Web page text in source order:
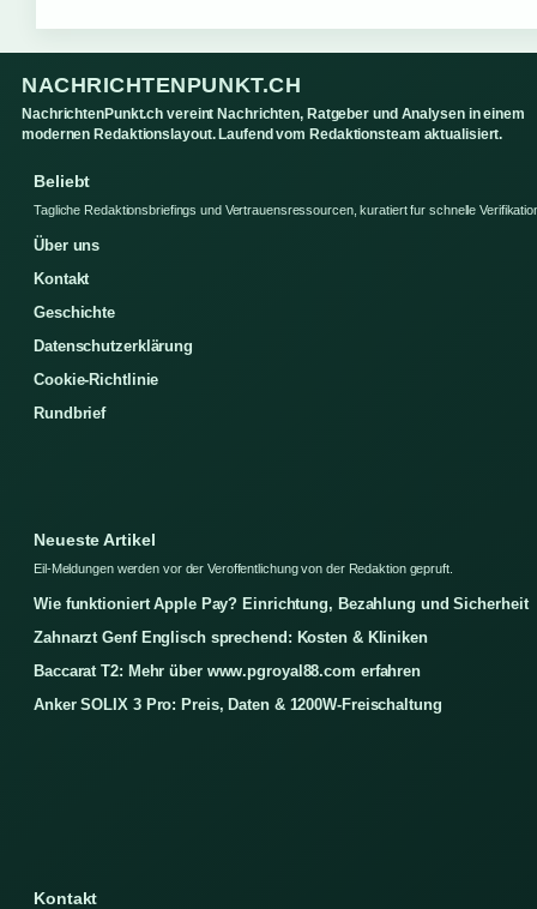
NACHRICHTENPUNKT.CH
NachrichtenPunkt.ch vereint Nachrichten, Ratgeber und Analysen in einem
modernen Redaktionslayout. Laufend vom Redaktionsteam aktualisiert.
Beliebt
Tagliche Redaktionsbriefings und Vertrauensressourcen, kuratiert fur schnelle
Über uns
Kontakt
Geschichte
Datenschutzerklärung
Cookie-Richtlinie
Rundbrief
Neueste Artikel
Eil-Meldungen werden vor der Veroffentlichung von der Redaktion gepruft.
Wie funktioniert Apple Pay? Einrichtung, Bezahlung und Sicherheit
Zahnarzt Genf Englisch sprechend: Kosten & Kliniken
Baccarat T2: Mehr über www.pgroyal88.com erfahren
Anker SOLIX 3 Pro: Preis, Daten & 1200W-Freischaltung
Kontakt